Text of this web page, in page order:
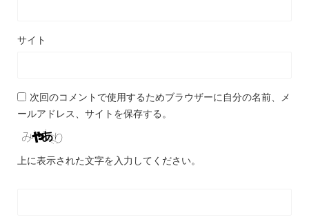
サイト
次回のコメントで使用するためブラウザーに自分の名前、メ
ールアドレス、サイトを保存する。
上に表示された文字を入力してください。